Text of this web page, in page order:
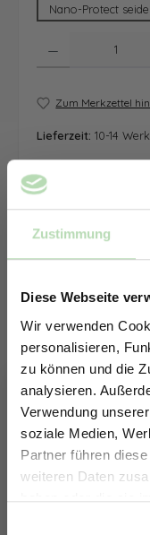
Zustimmung
Diese Webseite
Wir verwenden
personalisieren,
zu können und die
analysieren.
Verwendung
soziale Medien,
Partner führen
weiteren Daten
haben oder die sie
Nano-Protect
Zum Merkzettel
Lieferzeit: 10-14